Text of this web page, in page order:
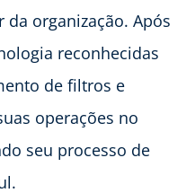
organização. Após
reconhecidas
de filtros e
operações no
seu processo de